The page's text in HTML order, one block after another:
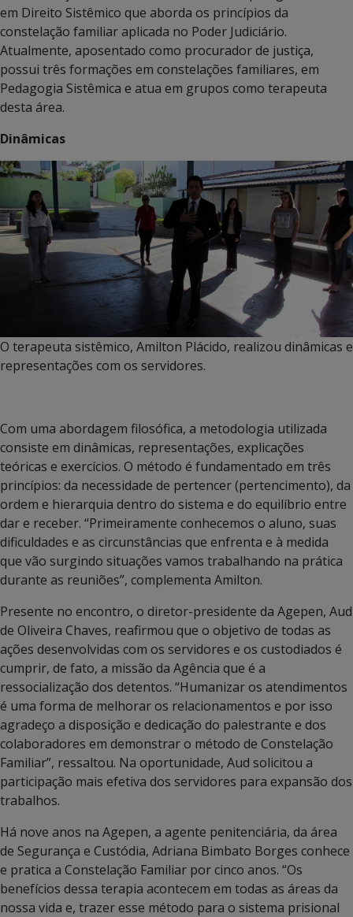
em Direito Sistêmico que aborda os princípios da
constelação familiar aplicada no Poder Judiciário.
Atualmente, aposentado como procurador de justiça,
possui três formações em constelações familiares, em
Pedagogia Sistêmica e atua em grupos como terapeuta
desta área.
Dinâmicas
O terapeuta sistêmico, Amilton Plácido, realizou dinâmicas e
representações com os servidores.
Com uma abordagem filosófica, a metodologia utilizada
consiste em dinâmicas, representações, explicações
teóricas e exercícios. O método é fundamentado em três
princípios: da necessidade de pertencer (pertencimento), da
ordem e hierarquia dentro do sistema e do equilíbrio entre
dar e receber. “Primeiramente conhecemos o aluno, suas
dificuldades e as circunstâncias que enfrenta e à medida
que vão surgindo situações vamos trabalhando na prática
durante as reuniões”, complementa Amilton.
Presente no encontro, o diretor-presidente da Agepen, Aud
de Oliveira Chaves, reafirmou que o objetivo de todas as
ações desenvolvidas com os servidores e os custodiados é
cumprir, de fato, a missão da Agência que é a
ressocialização dos detentos. “Humanizar os atendimentos
é uma forma de melhorar os relacionamentos e por isso
agradeço a disposição e dedicação do palestrante e dos
colaboradores em demonstrar o método de Constelação
Familiar”, ressaltou. Na oportunidade, Aud solicitou a
participação mais efetiva dos servidores para expansão dos
trabalhos.
Há nove anos na Agepen, a agente penitenciária, da área
de Segurança e Custódia, Adriana Bimbato Borges conhece
e pratica a Constelação Familiar por cinco anos. “Os
benefícios dessa terapia acontecem em todas as áreas da
nossa vida e, trazer esse método para o sistema prisional